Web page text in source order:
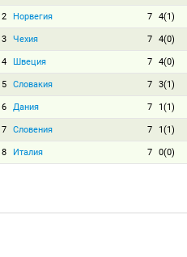
2 Норвегия 7 4(1)
3 Чехия 7 4(0)
4 Швеция 7 4(0)
5 Словакия 7 3(1)
6 Дания 7 1(1)
7 Словения 7 1(1)
8 Италия 7 0(0)